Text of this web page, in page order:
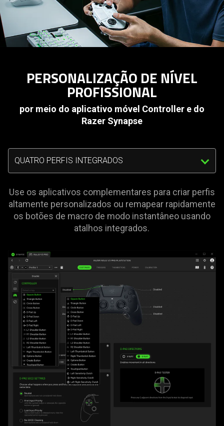
PERSONALIZAÇÃO DE NÍVEL
PROFISSIONAL
por meio do aplicativo móvel Controller e do
Razer Synapse
Triggering
the
menu
below
will
content
of
this
page.
Use os aplicativos complementares para criar perfis
altamente personalizados ou remapear rapidamente
os botões de macro de modo instantâneo usando
atalhos integrados.